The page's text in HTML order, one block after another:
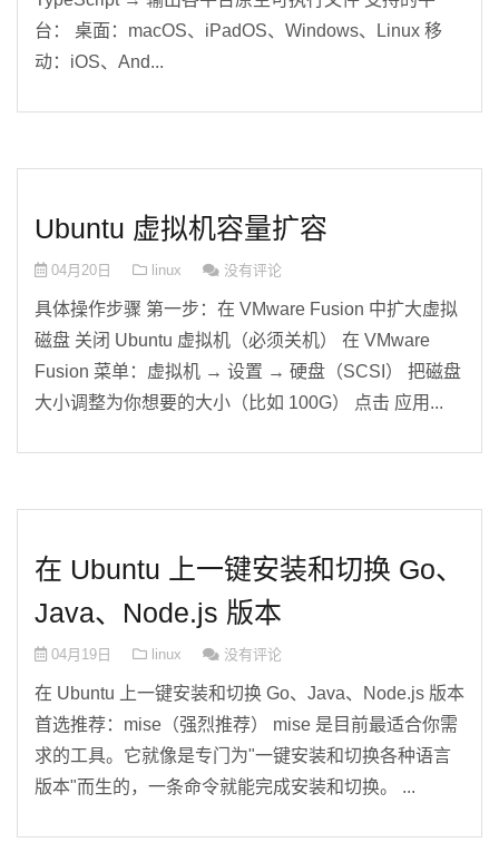
台： 桌面：macOS、iPadOS、Windows、Linux 移
动：iOS、And...
Ubuntu 虚拟机容量扩容
04月20日 linux 没有评论
具体操作步骤 第一步：在 VMware Fusion 中扩大虚拟
磁盘 关闭 Ubuntu 虚拟机（必须关机） 在 VMware
Fusion 菜单：虚拟机 → 设置 → 硬盘（SCSI） 把磁盘
大小调整为你想要的大小（比如 100G） 点击 应用...
在 Ubuntu 上一键安装和切换 Go、
Java、Node.js 版本
04月19日 linux 没有评论
在 Ubuntu 上一键安装和切换 Go、Java、Node.js 版本
首选推荐：mise（强烈推荐） mise 是目前最适合你需
求的工具。它就像是专门为"一键安装和切换各种语言
版本"而生的，一条命令就能完成安装和切换。 ...